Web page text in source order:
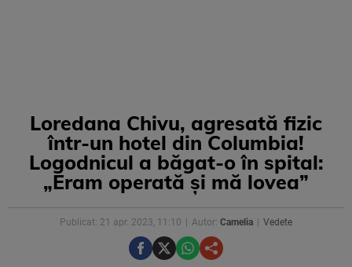
Loredana Chivu, agresată fizic
într-un hotel din Columbia!
Logodnicul a băgat-o în spital:
„Eram operată și mă lovea”
Publicat: 21 apr. 2023, 11:10 Autor: Camelia Vedete